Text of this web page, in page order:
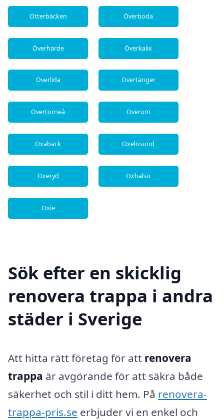
Otterbäcken Överboda
Överhärde Överkalix
Överlida Övertänger
Övertorneå Överum
Öxabäck Oxelösund
Öxeryd Oxhalsö
Oxie
Sök efter en skicklig
renovera trappa i andra
städer i Sverige
Att hitta rätt företag för att renovera
trappa är avgörande för att säkra både
säkerhet och stil i ditt hem. På renovera-
trappa-pris.se erbjuder vi en enkel och